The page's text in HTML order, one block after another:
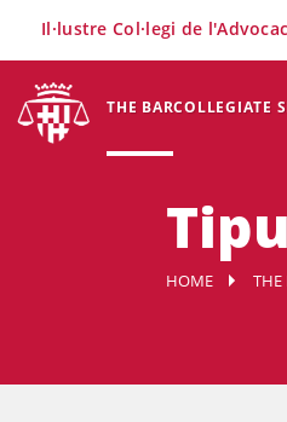
THE BARCOLLEGIATE
Il·lustre Col·legi de
HOME THE